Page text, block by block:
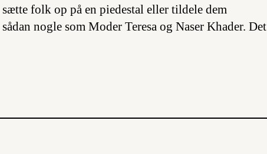
folk op på en piedestal eller tildele dem
nogle som Moder Teresa og Naser Khader. Det